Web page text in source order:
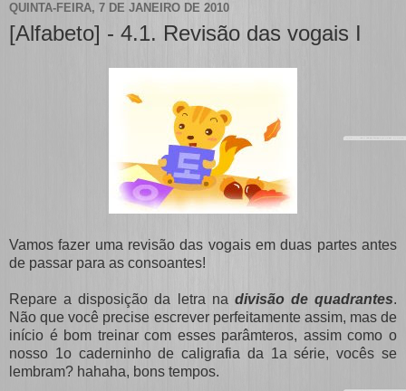
QUINTA-FEIRA, 7 DE JANEIRO DE 2010
[Alfabeto] - 4.1. Revisão das vogais I
Vamos fazer uma revisão das vogais em duas partes antes
de passar para as consoantes!
Repare a disposição da letra na divisão de quadrantes.
Não que você precise escrever perfeitamente assim, mas de
início é bom treinar com esses parâmteros, assim como o
nosso 1o caderninho de caligrafia da 1a série, vocês se
lembram? hahaha, bons tempos.